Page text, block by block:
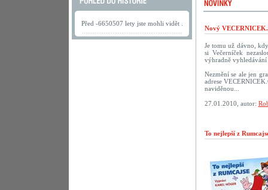
Před -6650507 lety jste mohli vidět .
Nový
Je tomu už dávno,
si Večerníček
výhradně
Nezmění se ale jen
adrese
naviděnou...
27.01.2010, autor:
To nejlepší z